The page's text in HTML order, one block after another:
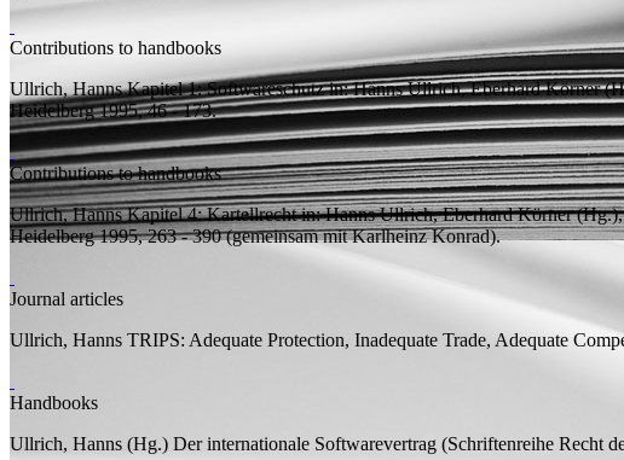
Contributions to handbooks
Ullrich, Hanns Kapitel 1: Softwareschutzin: Hanns Ullrich, Eberhard Körner (
Heidelberg 1995, 46 - 173.
Contributions to handbooks
Ullrich, Hanns Kapitel 4: Kartellrechtin: Hanns Ullrich, Eberhard Körner (Hg.
Heidelberg 1995, 263 - 390 (gemeinsam mitKarlheinz Konrad).
Journal articles
Ullrich, Hanns TRIPS: Adequate Protection, Inadequate Trade, Adequate
Handbooks
Ullrich, Hanns (Hg.) Der internationale Softwarevertrag (Schriftenreihe Recht